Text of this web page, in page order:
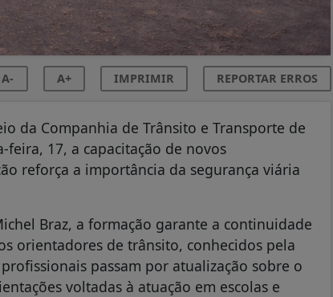
A- A+ IMPRIMIR REPORTAR ERROS
da Companhia de Trânsito e Transporte de
feira, 17, a capacitação de novos
reforça a importância da segurança viária
Braz, a formação garante a continuidade
orientadores de trânsito, conhecidos pela
passam por atualização sobre o
voltadas à atuação em escolas e